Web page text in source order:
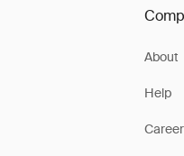
About
Help